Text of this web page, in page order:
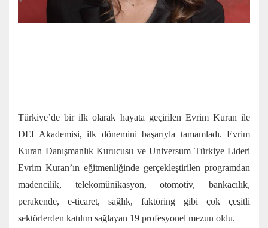
Türkiye’de bir ilk olarak hayata geçirilen Evrim Kuran ile
DEI Akademisi, ilk dönemini başarıyla tamamladı. Evrim
Kuran Danışmanlık Kurucusu ve Universum Türkiye Lideri
Evrim Kuran’ın eğitmenliğinde gerçekleştirilen programdan
madencilik, telekomünikasyon, otomotiv, bankacılık,
perakende, e-ticaret, sağlık, faktöring gibi çok çeşitli
sektörlerden katılım sağlayan 19 profesyonel mezun oldu.